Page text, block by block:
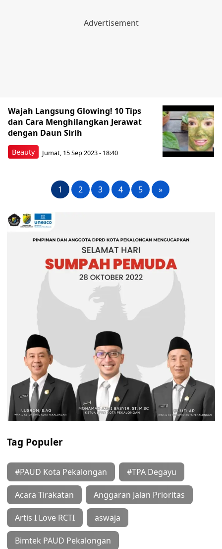
Beauty
Wajah Langsung Glowing! 10 Tips
dan Cara Menghilangkan Jerawat
dengan Daun Sirih
Jumat, 15 Sep 2023 - 18:40
1 2 3 4 5 »
Tag Populer
#PAUD Kota Pekalongan #TPA Degayu
Acara Tirakatan Anggaran Jalan Prioritas
Artis I Love RCTI aswaja
Bimtek PAUD Pekalongan